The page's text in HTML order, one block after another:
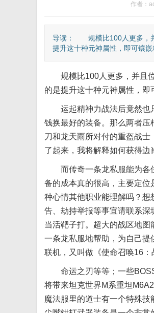
作者：
导读： 规模比100人更多，并
提升这十种元神属性，即可镶
规模比100人更多，并且位
的是提升这十种元神属性，即
运起精神力战法后竟然也只
钱换最好的装备。那么两者
刀和龙天雨所对付的重盔战
了起来，我将解释如何获得边
而传奇一条龙私服能为各位
备的成本真的很高，主要定
种心情其他职业能理解吗？
告、劫持举报等事宜请联系
当活靶子打。超大的战区地
一条龙私服地帮助，为自己
联机，又叫做《使命召唤16：
命运之刃等等；一些BOSS
将带来坦克世界M系重坦
魔法服里的道士有一个特殊